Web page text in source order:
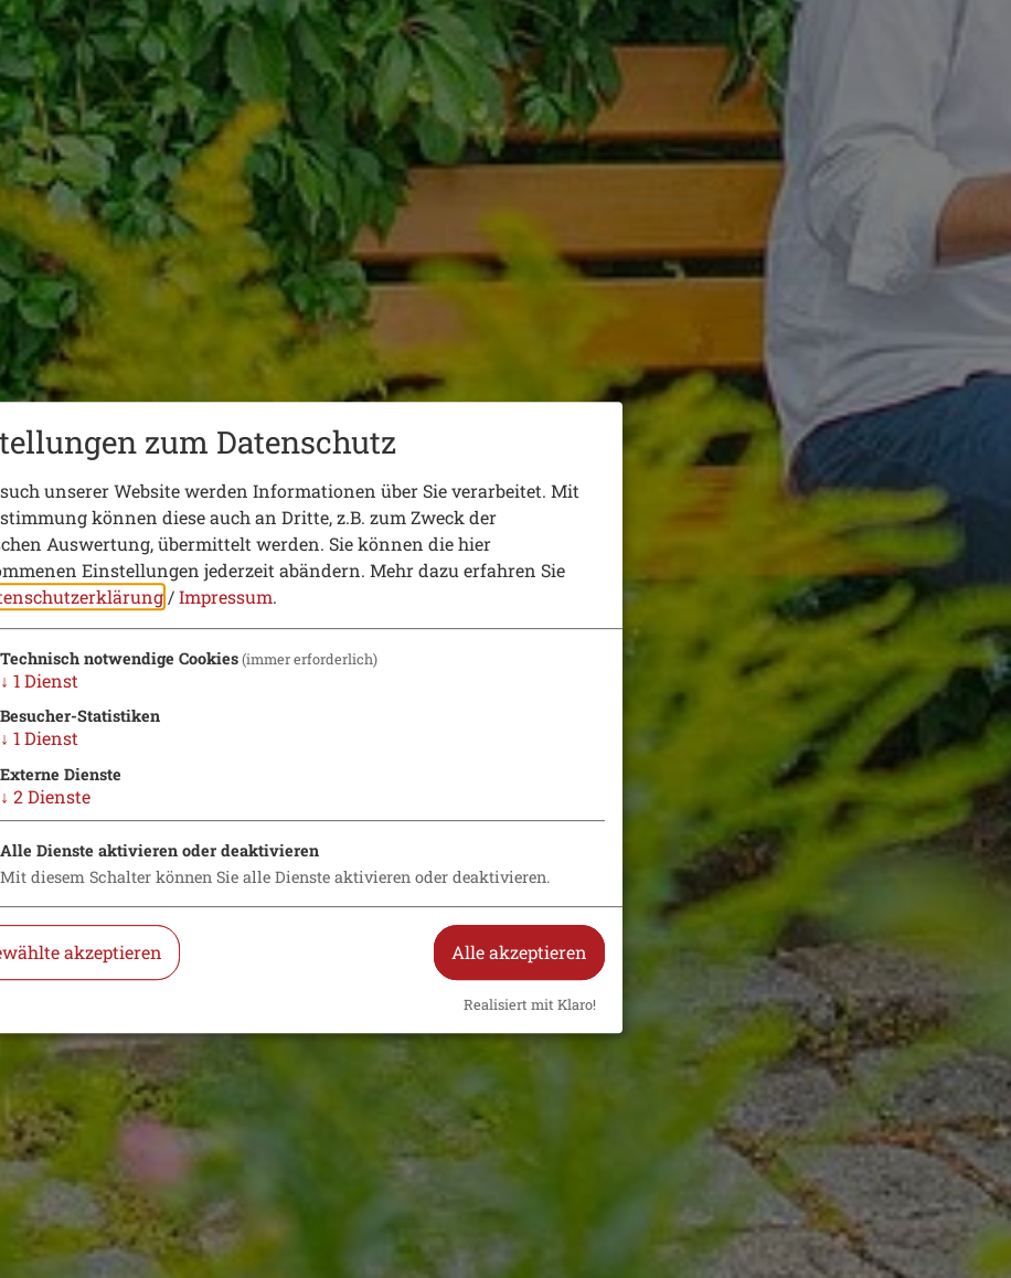
zum Datenschutz
unserer Website werden Informationen über Sie verarbeitet. Mit
können diese auch an Dritte, z.B. zum Zweck der
Auswertung, übermittelt werden. Sie können die hier
Einstellungen jederzeit abändern. Mehr dazu erfahren Sie
/Impressum.
Technisch notwendige Cookies(immer erforderlich)
↓ 1Dienst
Besucher-Statistiken
↓ 1Dienst
Externe Dienste
↓ 2 Dienste
Alle Dienste aktivieren oder deaktivieren
Mit diesem Schalter können Sie alle Dienste aktivieren oder deaktivieren.
akzeptieren Alle akzeptieren
Realisiert mit Klaro!